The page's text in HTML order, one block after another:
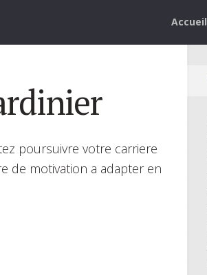
Accueil
poursuivre votre carriere
de motivation a adapter en